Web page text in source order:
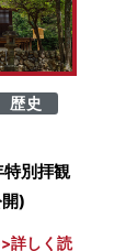
歴史
別拝観
)
詳しく読